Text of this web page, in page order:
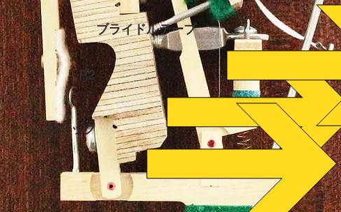
R2
ブライドルテープ
ジャック